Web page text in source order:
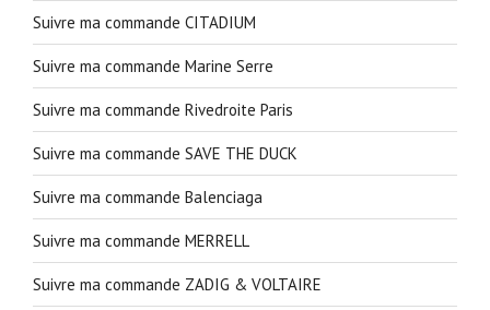
Suivre ma commande CITADIUM
Suivre ma commande Marine Serre
Suivre ma commande Rivedroite Paris
Suivre ma commande SAVE THE DUCK
Suivre ma commande Balenciaga
Suivre ma commande MERRELL
Suivre ma commande ZADIG & VOLTAIRE